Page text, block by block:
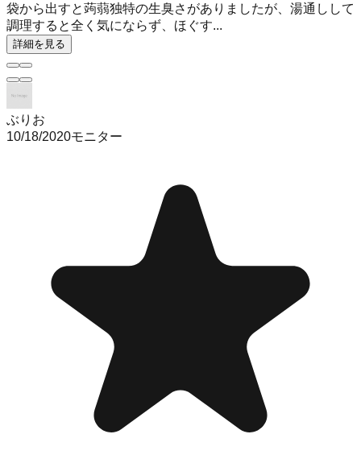
袋から出すと蒟蒻独特の生臭さがありましたが、湯通しして
調理すると全く気にならず、ほぐす...
詳細を見る
ぶりお
10/18/2020モニター